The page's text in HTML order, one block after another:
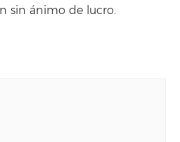
sin ánimo de lucro.